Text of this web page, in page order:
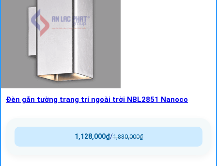
Đèn gắn tường trang trí ngoài trời NBL2851 Nanoco
1,880,000₫
/
1,128,000₫